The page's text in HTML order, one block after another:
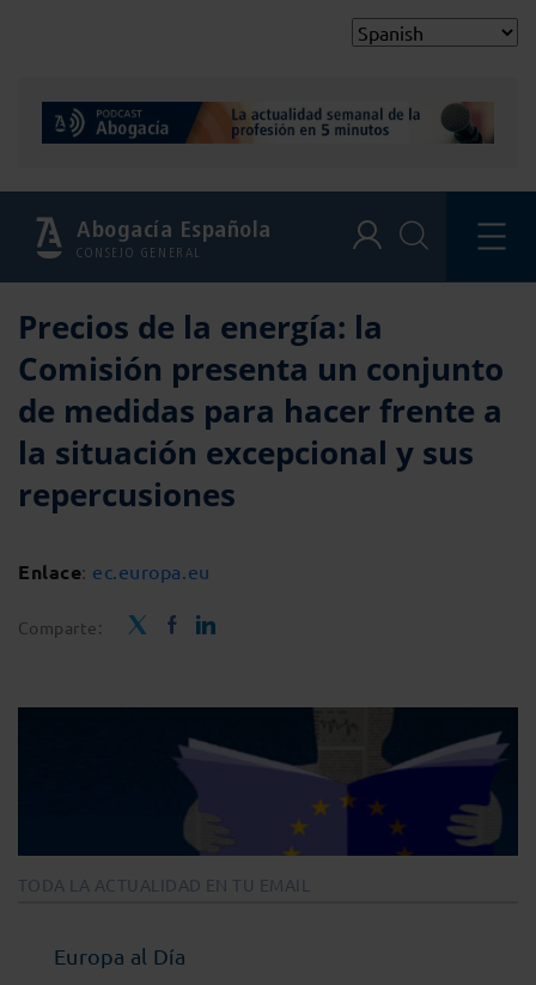
Abogacía Española
CONSEJO GENERAL
Precios de la energía: la
Comisión presenta un conjunto
de medidas para hacer frente a
la situación excepcional y sus
repercusiones
Enlace: ec.europa.eu
Comparte:
TODA LA ACTUALIDAD EN TU EMAIL
Europa al Día